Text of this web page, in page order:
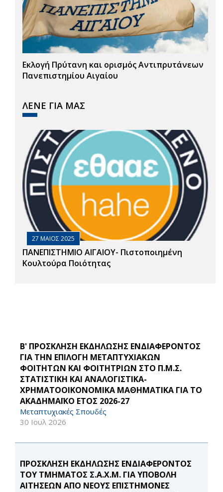
Εκλογή Πρύτανη και ορισμός Αντιπρυτάνεων
Πανεπιστημίου Αιγαίου
ΛΕΝΕ ΓΙΑ ΜΑΣ
27 ΜΑΙΟΣ 2025
ΠΑΝΕΠΙΣΤΗΜΙΟ ΑΙΓΑΙΟΥ- Πιστοποιημένη
Κουλτούρα Ποιότητας
Β' ΠΡΟΣΚΛΗΣΗ ΕΚΔΗΛΩΣΗΣ ΕΝΔΙΑΦΕΡΟΝΤΟΣ
ΓΙΑ ΤΗΝ ΕΠΙΛΟΓΗ ΜΕΤΑΠΤΥΧΙΑΚΩΝ
ΦΟΙΤΗΤΩΝ ΚΑΙ ΦΟΙΤΗΤΡΙΩΝ ΣΤΟ Π.Μ.Σ.
ΣΤΑΤΙΣΤΙΚΗ ΚΑΙ ΑΝΑΛΟΓΙΣΤΙΚΑ-
ΧΡΗΜΑΤΟΟΙΚΟΝΟΜΙΚΑ ΜΑΘΗΜΑΤΙΚΑ ΓΙΑ ΤΟ
ΑΚΑΔΗΜΑΪΚΟ ΕΤΟΣ 2026-27
Μεταπτυχιακές Σπουδές
30 Ιουλ 2026
ΠΡΟΣΚΛΗΣΗ ΕΚΔΗΛΩΣΗΣ ΕΝΔΙΑΦΕΡΟΝΤΟΣ
ΤΟΥ ΤΜΗΜΑΤΟΣ Σ.Α.Χ.Μ. ΓΙΑ ΥΠΟΒΟΛΗ
ΑΙΤΗΣΕΩΝ ΑΠΟ ΝΕΟΥΣ ΕΠΙΣΤΗΜΟΝΕΣ